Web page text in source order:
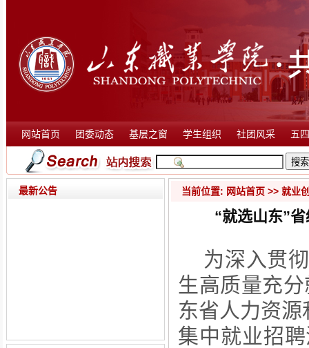
网站首页 团委动态 基层之窗 学生组织 社团风采 五
最新公告 当前位置: 网站首页 >> 就业
“就选山东”
为深入贯
生高质量充
东省人力资源
集中就业招